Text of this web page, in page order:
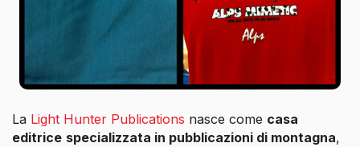
La Light Hunter Publications nasce come casa
editrice specializzata in pubblicazioni di montagna,